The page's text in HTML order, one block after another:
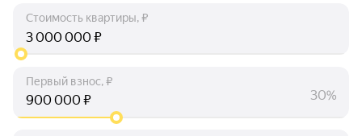
Стоимость квартиры, ₽
₽
Первый взнос, ₽
₽ 30%